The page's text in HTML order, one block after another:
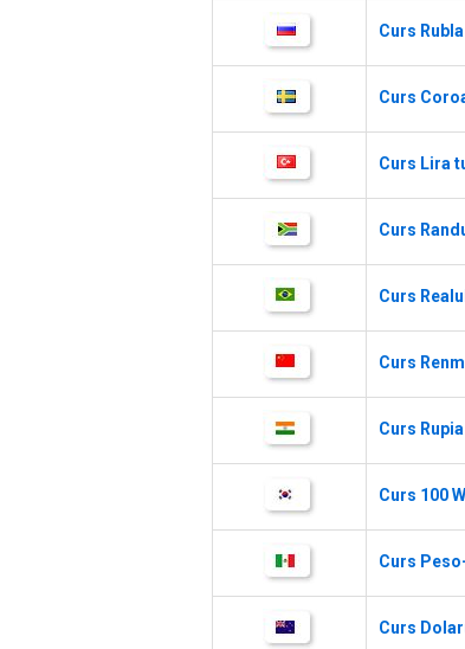
Curs
Curs
Curs Lira
Curs
Curs
Curs
Curs
Curs 100
Curs
Curs